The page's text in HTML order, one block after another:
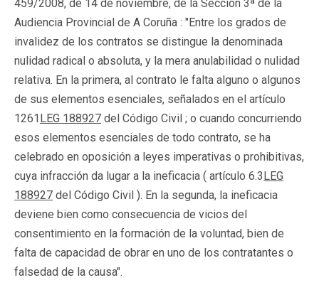
459/2008, de 14 de noviembre, de la Sección 3ª de la
Audiencia Provincial de A Coruña : "Entre los grados de
invalidez de los contratos se distingue la denominada
nulidad radical o absoluta, y la mera anulabilidad o nulidad
relativa. En la primera, al contrato le falta alguno o algunos
de sus elementos esenciales, señalados en el artículo
1261LEG 188927 del Código Civil ; o cuando concurriendo
esos elementos esenciales de todo contrato, se ha
celebrado en oposición a leyes imperativas o prohibitivas,
cuya infracción da lugar a la ineficacia ( artículo 6.3LEG
188927 del Código Civil ). En la segunda, la ineficacia
deviene bien como consecuencia de vicios del
consentimiento en la formación de la voluntad, bien de
falta de capacidad de obrar en uno de los contratantes o
falsedad de la causa".